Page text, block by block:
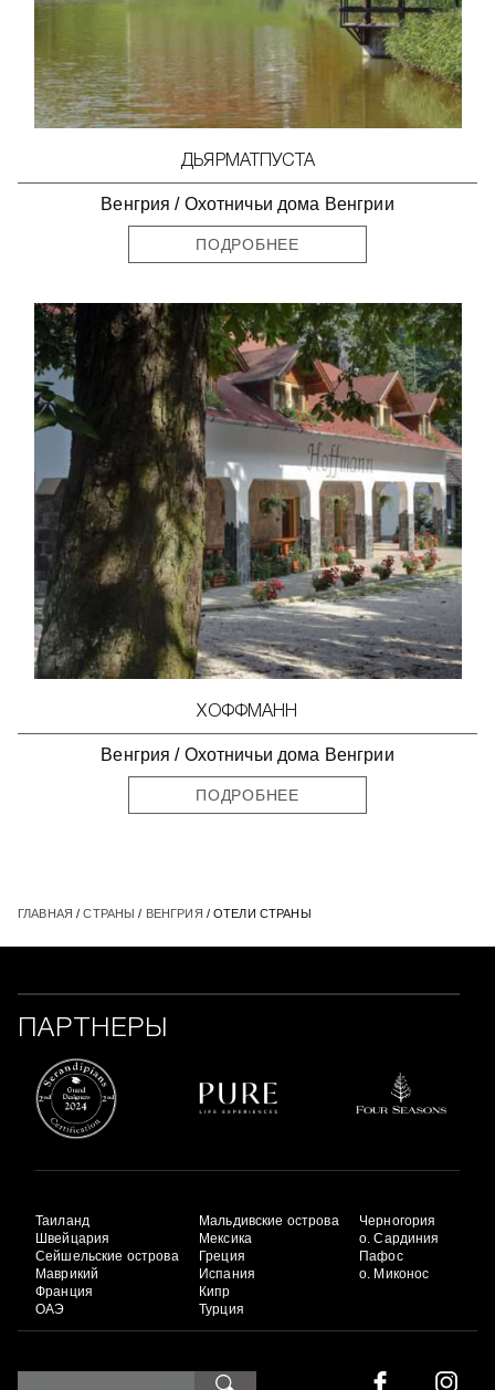
ДЬЯРМАТПУСТА
Венгрия / Охотничьи дома Венгрии
ПОДРОБНЕЕ
ХОФФМАНН
Венгрия / Охотничьи дома Венгрии
ПОДРОБНЕЕ
ГЛАВНАЯ /СТРАНЫ / ВЕНГРИЯ / ОТЕЛИ СТРАНЫ
ПАРТНЕРЫ
Таиланд
Швейцария
Сейшельские острова
Маврикий
Франция
ОАЭ
Мальдивские острова
Мексика
Греция
Испания
Кипр
Турция
Черногория
о. Сардиния
Пафос
о. Миконос